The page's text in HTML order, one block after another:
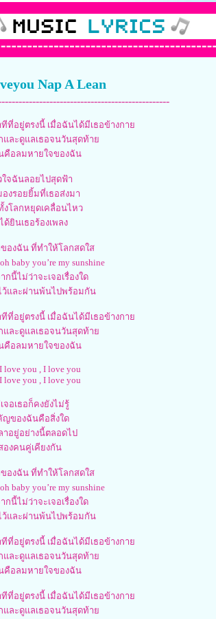
Nap A Lean
ที่อยู่ตรงนี้ เมื่อฉันได้มีเธอข้างกาย
และดูแลเธอจนวันสุดท้าย
นคือลมหายใจของฉัน
ใจฉันลอยไปสุดฟ้า
องรอยยิ้มที่เธอส่งมา
งโลกหยุดเคลื่อนไหว
ด้ยินเธอร้องเพลง
องฉัน ที่ทำให้โลกสดใส
baby you’re my sunshine
กนี้ไม่ว่าจะเจอเรื่องใด
ว้และผ่านพ้นไปพร้อมกัน
ที่อยู่ตรงนี้ เมื่อฉันได้มีเธอข้างกาย
และดูแลเธอจนวันสุดท้าย
นคือลมหายใจของฉัน
love you , I love you
love you , I love you
จอเธอก็คงยังไม่รู้
ญของฉันคือสิ่งใด
าอยู่อย่างนี้ตลอดไป
องคนคู่เคียงกัน
องฉัน ที่ทำให้โลกสดใส
baby you’re my sunshine
กนี้ไม่ว่าจะเจอเรื่องใด
ว้และผ่านพ้นไปพร้อมกัน
ที่อยู่ตรงนี้ เมื่อฉันได้มีเธอข้างกาย
และดูแลเธอจนวันสุดท้าย
นคือลมหายใจของฉัน
ที่อยู่ตรงนี้ เมื่อฉันได้มีเธอข้างกาย
และดูแลเธอจนวันสุดท้าย